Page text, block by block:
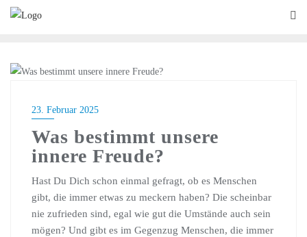
23. Februar 2025
Was bestimmt unsere
innere Freude?
Hast Du Dich schon einmal gefragt, ob es Menschen
gibt, die immer etwas zu meckern haben? Die scheinbar
nie zufrieden sind, egal wie gut die Umstände auch sein
mögen? Und gibt es im Gegenzug Menschen, die immer